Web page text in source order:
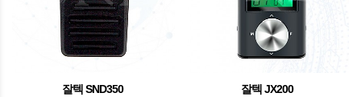
잘텍 SND350 잘텍 JX200